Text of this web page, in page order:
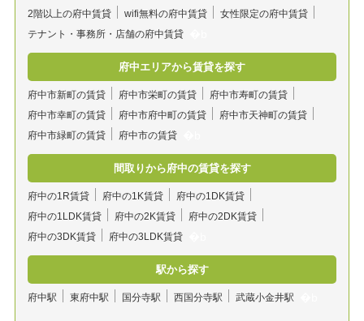
2階以上の府中賃貸
wifi無料の府中賃貸
女性限定の府中賃貸
テナント・事務所・店舗の府中賃貸
府中エリアから賃貸を探す
府中市新町の賃貸 府中市栄町の賃貸
府中市寿町の賃貸
府中市幸町の賃貸
府中市府中町の賃貸
府中市天神町の賃貸
府中市緑町の賃貸
府中市の賃貸
間取りから府中の賃貸を探す
府中の1R賃貸 府中の1K賃貸
府中の1DK賃貸
府中の1LDK賃貸
府中の2K賃貸
府中の2DK賃貸
府中の3DK賃貸
府中の3LDK賃貸
駅から探す
府中駅 東府中駅 国分寺駅 西国分寺駅 武蔵小金井駅